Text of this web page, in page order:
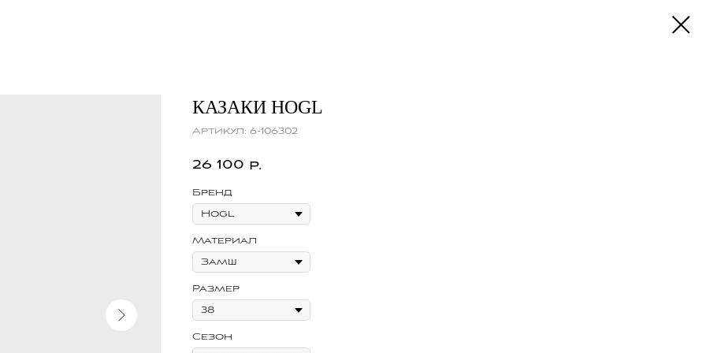
КАЗАКИ HOGL
Артикул: 6-106302
26 100 р.
Бренд
Материал
Размер
Сезон